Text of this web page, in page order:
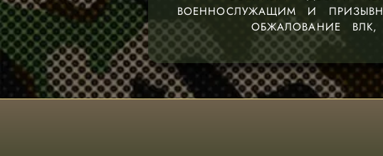
ВОЕННОСЛУЖАЩИМ И
ОБЖАЛОВАНИЕ